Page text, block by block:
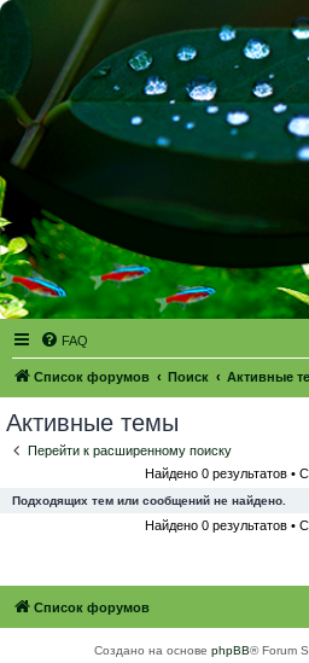
FAQ
Список форумов Поиск Активные
Активные темы
Перейти к расширенному поиску
Найдено 0 результатов •
Подходящих тем или сообщений не найдено.
Найдено 0 результатов •
Список форумов
Создано на основе phpBB® Forum